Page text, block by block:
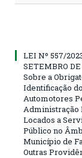
LEI Nº 557/
SETEMBRO
Sobre a
Identificação
Automotores
Administração
Locados a
Público no
Município de
Outras